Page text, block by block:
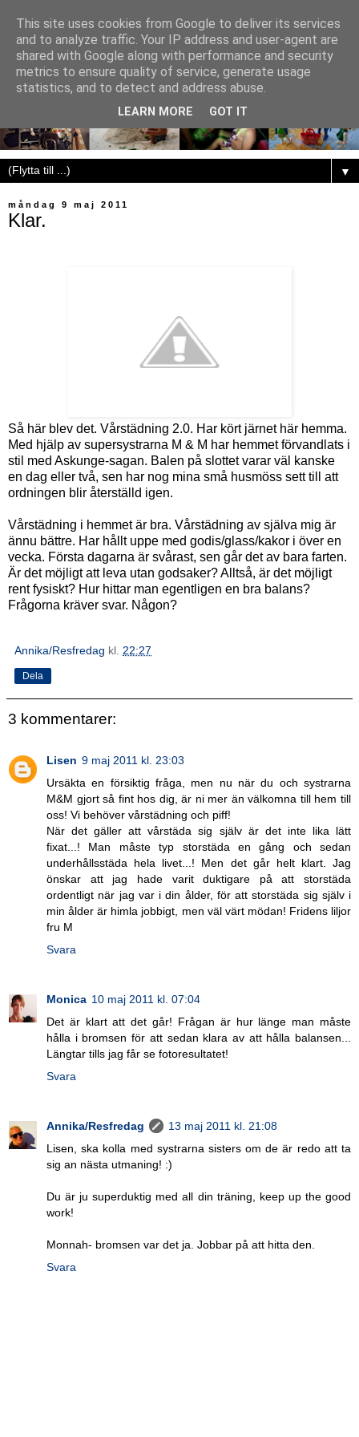
▼
måndag 9 maj 2011
Klar.
Så här blev det. Vårstädning 2.0. Har kört järnet här hemma.
Med hjälp av supersystrarna M & M har hemmet förvandlats i
stil med Askunge-sagan. Balen på slottet varar väl kanske
en dag eller två, sen har nog mina små husmöss sett till att
ordningen blir återställd igen.
Vårstädning i hemmet är bra. Vårstädning av själva mig är
ännu bättre. Har hållt uppe med godis/glass/kakor i över en
vecka. Första dagarna är svårast, sen går det av bara farten.
Är det möjligt att leva utan godsaker? Alltså, är det möjligt
rent fysiskt? Hur hittar man egentligen en bra balans?
Frågorna kräver svar. Någon?
Annika/Resfredag kl. 22:27
Dela
3 kommentarer:
Lisen 9 maj 2011 kl. 23:03
Ursäkta en försiktig fråga, men nu när du och systrarna
M&M gjort så fint hos dig, är ni mer än välkomna till hem till
oss! Vi behöver vårstädning och piff!
När det gäller att vårstäda sig själv är det inte lika lätt
fixat...! Man måste typ storstäda en gång och sedan
underhållsstäda hela livet...! Men det går helt klart. Jag
önskar att jag hade varit duktigare på att storstäda
ordentligt när jag var i din ålder, för att storstäda sig själv i
min ålder är himla jobbigt, men väl värt mödan! Fridens liljor
fru M
Svara
Monica 10 maj 2011 kl. 07:04
Det är klart att det går! Frågan är hur länge man måste
hålla i bromsen för att sedan klara av att hålla balansen...
Längtar tills jag får se fotoresultatet!
Svara
Annika/Resfredag
13 maj 2011 kl. 21:08
Lisen, ska kolla med systrarna sisters om de är redo att ta
sig an nästa utmaning! :)
Du är ju superduktig med all din träning, keep up the good
work!
Monnah- bromsen var det ja. Jobbar på att hitta den.
Svara
This site uses cookies from Google to deliver its services
and to analyze traffic. Your IP address and user-agent are
shared with Google along with performance and security
metrics to ensure quality of service, generate usage
statistics, and to detect and address abuse.
LEARN MORE GOT IT